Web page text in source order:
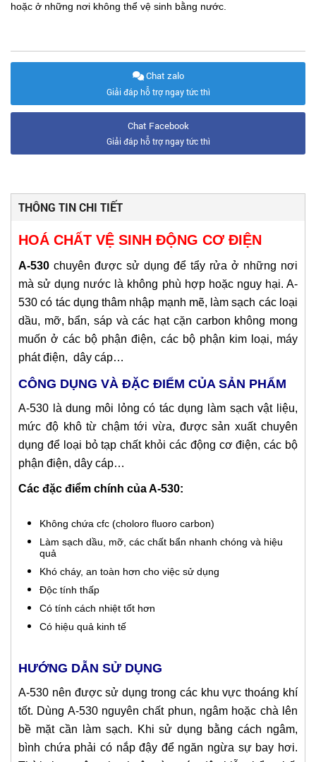
hoặc ở những nơi không thể vệ sinh bằng nước.
Chat zalo
Giải đáp hỗ trợ ngay tức thì
Chat Facebook
Giải đáp hỗ trợ ngay tức thì
THÔNG TIN CHI TIẾT
HOÁ CHẤT VỆ SINH ĐỘNG CƠ ĐIỆN
A-530 chuyên được sử dụng để tẩy rửa ở những nơi
mà sử dụng nước là không phù hợp hoặc nguy hại. A-
530 có tác dụng thâm nhập mạnh mẽ, làm sạch các loại
dầu, mỡ, bẩn, sáp và các hạt cặn carbon không mong
muốn ở các bộ phận điện, các bộ phận kim loại, máy
phát điện, dây cáp…
CÔNG DỤNG VÀ ĐẶC ĐIỂM CỦA SẢN PHẨM
A-530 là dung môi lỏng có tác dụng làm sạch vật liệu,
mức độ khô từ chậm tới vừa, được sản xuất chuyên
dụng để loại bỏ tạp chất khỏi các động cơ điện, các bộ
phận điện, dây cáp…
Các đặc điểm chính của A-530:
Không chứa cfc (choloro fluoro carbon)
Làm sạch dầu, mỡ, các chất bẩn nhanh chóng và hiệu
quả
Khó cháy, an toàn hơn cho việc sử dụng
Độc tính thấp
Có tính cách nhiệt tốt hơn
Có hiệu quả kinh tế
HƯỚNG DẪN SỬ DỤNG
A-530 nên được sử dụng trong các khu vực thoáng khí
tốt. Dùng A-530 nguyên chất phun, ngâm hoặc chà lên
bề mặt cần làm sạch. Khi sử dụng bằng cách ngâm,
bình chứa phải có nắp đậy để ngăn ngừa sự bay hơi.